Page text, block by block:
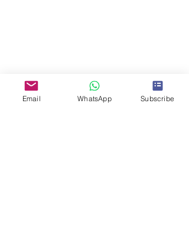
Email WhatsApp Subscribe